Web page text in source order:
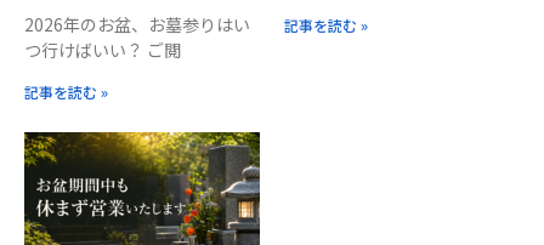
2026年のお盆、お墓参りはい
つ行けばいい？ ご閲
記事を読む »
記事を読む »